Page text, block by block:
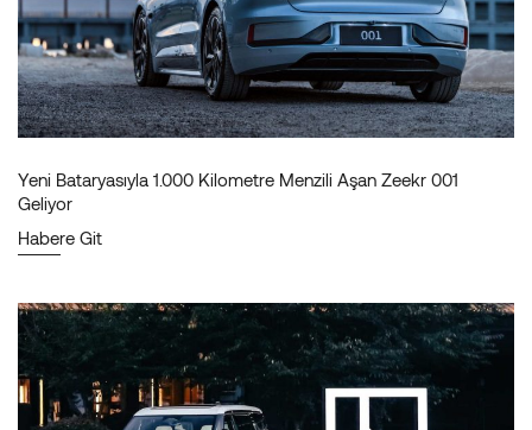
Yeni Bataryasıyla 1.000 Kilometre Menzili Aşan Zeekr 001
Geliyor
Habere Git